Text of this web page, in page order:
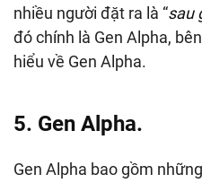
nhiều người đặt ra là “sau
đó chính là Gen Alpha,
hiểu về Gen Alpha.
5. Gen Alpha.
Gen Alpha bao gồm